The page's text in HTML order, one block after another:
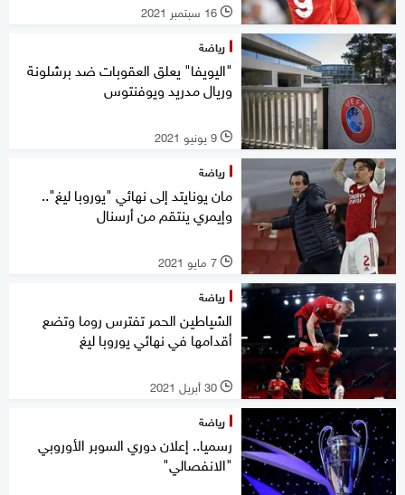
l 16 سبتمبر 2021
رياضة
"اليويفا" يعلق العقوبات ضد برشلونة
وريال مدريد ويوفنتوس
l 9 يونيو 2021
رياضة
مان يونايتد إلى نهائي "يوروبا ليغ"..
وإيمري ينتقم من أرسنال
l 7 مايو 2021
رياضة
الشياطين الحمر تفترس روما وتضع
أقدامها في نهائي يوروبا ليغ
l 30 أبريل 2021
رياضة
رسميا.. إعلان دوري السوبر الأوروبي
"الانفصالي"